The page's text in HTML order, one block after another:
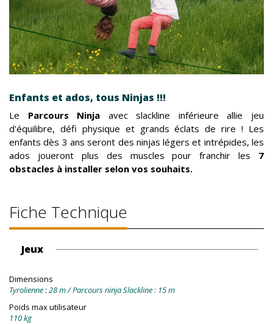
Enfants et ados, tous Ninjas !!!
Le Parcours Ninja avec slackline inférieure allie jeu
d'équilibre, défi physique et grands éclats de rire ! Les
enfants dès 3 ans seront des ninjas légers et intrépides, les
ados joueront plus des muscles pour franchir les 7
obstacles à installer selon vos souhaits.
Fiche Technique
Jeux
Dimensions
Tyrolienne : 28 m / Parcours ninja Slackline : 15 m
Poids max utilisateur
110 kg